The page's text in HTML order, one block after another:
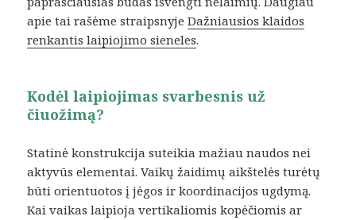
apie tai rašėme straipsnyjeDažniausios klaidos
renkantis laipiojimo sieneles.
Kodėl laipiojimas svarbesnis už
čiuožimą?
Statinė konstrukcija suteikia mažiau naudos nei
aktyvūs elementai. Vaikų žaidimų aikštelės turėtų
būti orientuotos į jėgos ir koordinacijos ugdymą.
Kai vaikas laipioja vertikaliomis kopėčiomis ar